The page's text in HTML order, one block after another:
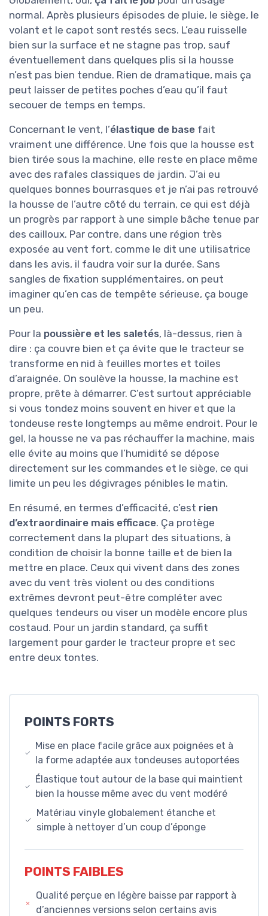
normal. Après plusieurs épisodes de pluie, le siège, le
volant et le capot sont restés secs. L’eau ruisselle
bien sur la surface et ne stagne pas trop, sauf
éventuellement dans quelques plis si la housse
n’est pas bien tendue. Rien de dramatique, mais ça
peut laisser de petites poches d’eau qu’il faut
secouer de temps en temps.
Concernant le vent, l’élastique de base fait
vraiment une différence. Une fois que la housse est
bien tirée sous la machine, elle reste en place même
avec des rafales classiques de jardin. J’ai eu
quelques bonnes bourrasques et je n’ai pas retrouvé
la housse de l’autre côté du terrain, ce qui est déjà
un progrès par rapport à une simple bâche tenue par
des cailloux. Par contre, dans une région très
exposée au vent fort, comme le dit une utilisatrice
dans les avis, il faudra voir sur la durée. Sans
sangles de fixation supplémentaires, on peut
imaginer qu’en cas de tempête sérieuse, ça bouge
un peu.
Pour la poussière et les saletés, là-dessus, rien à
dire : ça couvre bien et ça évite que le tracteur se
transforme en nid à feuilles mortes et toiles
d’araignée. On soulève la housse, la machine est
propre, prête à démarrer. C’est surtout appréciable
si vous tondez moins souvent en hiver et que la
tondeuse reste longtemps au même endroit. Pour le
gel, la housse ne va pas réchauffer la machine, mais
elle évite au moins que l’humidité se dépose
directement sur les commandes et le siège, ce qui
limite un peu les dégivrages pénibles le matin.
En résumé, en termes d’efficacité, c’est rien
d’extraordinaire mais efficace. Ça protège
correctement dans la plupart des situations, à
condition de choisir la bonne taille et de bien la
mettre en place. Ceux qui vivent dans des zones
avec du vent très violent ou des conditions
extrêmes devront peut-être compléter avec
quelques tendeurs ou viser un modèle encore plus
costaud. Pour un jardin standard, ça suffit
largement pour garder le tracteur propre et sec
entre deux tontes.
POINTS FORTS
Mise en place facile grâce aux poignées et à
la forme adaptée aux tondeuses autoportées
Élastique tout autour de la base qui maintient
bien la housse même avec du vent modéré
Matériau vinyle globalement étanche et
simple à nettoyer d’un coup d’éponge
POINTS FAIBLES
Qualité perçue en légère baisse par rapport à
d’anciennes versions selon certains avis